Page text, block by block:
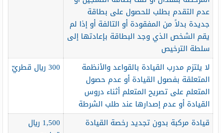
عدم التقدم بطلب للحصول على بطاقة
جديدة بدلاً من المفقودة أو التالفة أو إذا لم
يقم الشخص الذي وجد البطاقة بإعادتها إلى
سلطة الترخيص
لا يلتزم مدرب القيادة بالقواعد والأنظمة
المتعلقة بفصول القيادة أو عدم حصول
المتعلم على تصريح المتعلم أثناء دروس
القيادة أو عدم إصدارها عند طلب الشرطة
300 ريال قطريّ
قيادة مركبة بدون تجديد رخصة القيادة
1,500 ريال